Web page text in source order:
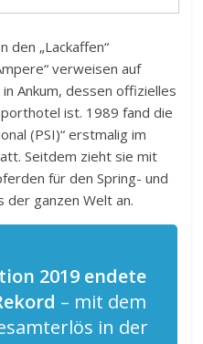
den „Lackaffen“
verweisen auf
Ankum, dessen offizielles
ist. 1989 fand die
(PSI)“ erstmalig im
Seitdem zieht sie mit
für den Spring- und
der ganzen Welt an.
2019 endete
– mit dem
in der